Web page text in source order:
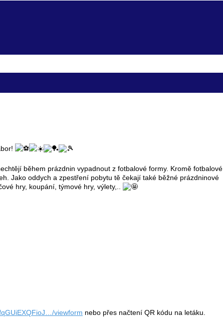
během prázdnin vypadnout z fotbalové formy. Kromě fotbalové
Jako oddych a zpestření pobytu tě čekají také běžné prázdninové
hry, koupání, týmové hry, výlety,..
viewform nebo přes načtení QR kódu na letáku.